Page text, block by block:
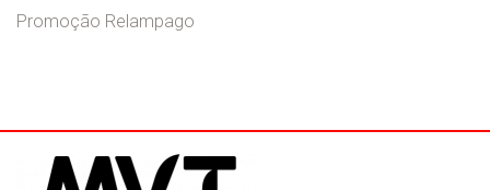
Promoção Relampago